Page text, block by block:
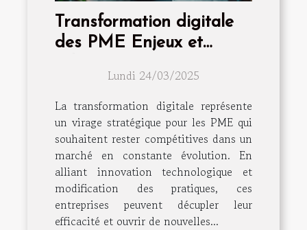
Transformation digitale
des PME Enjeux et
transition réussie
Lundi 24/03/2025
La transformation digitale représente
un virage stratégique pour les PME qui
souhaitent rester compétitives dans un
marché en constante évolution. En
alliant innovation technologique et
modification des pratiques, ces
entreprises peuvent décupler leur
efficacité et ouvrir de nouvelles...